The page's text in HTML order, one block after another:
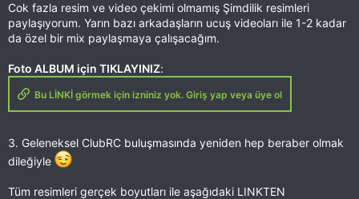
Cok fazla resim ve video çekimi olmamış Şimdilik resimleri
paylaşıyorum. Yarın bazı arkadaşların ucuş videoları ile 1-2 kadar
da özel bir mix paylaşmaya çalışacağım.
Foto ALBUM için TIKLAYINIZ:
Bu LİNKİ görmek için izniniz yok. Giriş yap veya üye ol
3. Geleneksel ClubRC buluşmasında yeniden hep beraber olmak
dileğiyle
Tüm resimleri gerçek boyutları ile aşağıdaki LINKTEN